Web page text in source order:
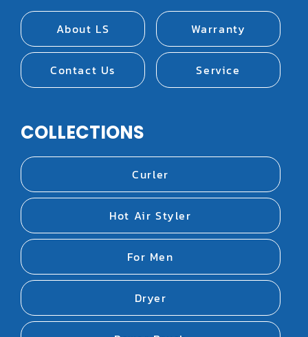
About LS
Contact Us
Warranty
Service
COLLECTIONS
Curler
Hot Air Styler
For Men
Dryer